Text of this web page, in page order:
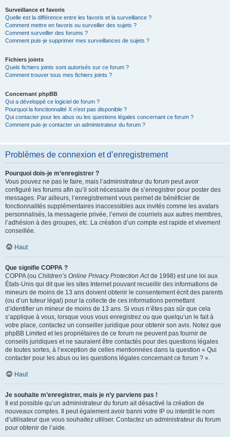
Surveillance et favoris
Quelle est la différence entre les favoris et la surveillance ?
Comment mettre en favoris ou surveiller des sujets ?
Comment surveiller des forums ?
Comment puis-je supprimer mes surveillances de sujets ?
Fichiers joints
Quels fichiers joints sont autorisés sur ce forum ?
Comment trouver tous mes fichiers joints ?
Concernant phpBB
Qui a développé ce logiciel de forum ?
Pourquoi la fonctionnalité X n’est pas disponible ?
Qui contacter pour les abus ou les questions légales concernant ce forum ?
Comment puis-je contacter un administrateur du forum ?
Problèmes de connexion et d’enregistrement
Pourquoi dois-je m’enregistrer ?
Vous pouvez ne pas le faire, mais l’administrateur du forum peut avoir
configuré les forums afin qu’il soit nécessaire de s’enregistrer pour poster des
messages. Par ailleurs, l’enregistrement vous permet de bénéficier de
fonctionnalités supplémentaires inaccessibles aux invités comme les avatars
personnalisés, la messagerie privée, l’envoi de courriels aux autres membres,
l’adhésion à des groupes, etc. La création d’un compte est rapide et vivement
conseillée.
Haut
Que signifie COPPA ?
COPPA (ou Children’s Online Privacy Protection Actde 1998) est une loi aux
États-Unis qui dit que les sites Internet pouvant recueillir des informations de
mineurs de moins de 13 ans doivent obtenir le consentement écrit des parents
(ou d’un tuteur légal) pour la collecte de ces informations permettant
d’identifier un mineur de moins de 13 ans. Si vous n’êtes pas sûr que cela
s’applique à vous, lorsque vous vous enregistrez ou que quelqu’un le fait à
votre place, contactez un conseiller juridique pour obtenir son avis. Notez que
phpBB Limited et les propriétaires de ce forum ne peuvent pas fournir de
conseils juridiques et ne sauraient être contactés pour des questions légales
de toutes sortes, à l’exception de celles mentionnées dans la question « Qui
contacter pour les abus ou les questions légales concernant ce forum ? ».
Haut
Je souhaite m’enregistrer, mais je n’y parviens pas !
Il est possible qu’un administrateur du forum ait désactivé la création de
nouveaux comptes. Il peut également avoir banni votre IP ou interdit le nom
d’utilisateur que vous souhaitez utiliser. Contactez un administrateur du forum
pour obtenir de l’aide.